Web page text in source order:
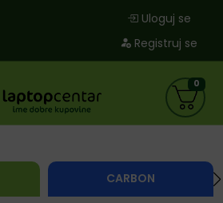
Uloguj se
Registruj se
CARBON
0